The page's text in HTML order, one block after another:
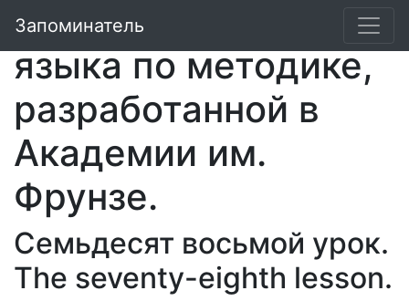
Запоминатель
Курс английского
языка по методике,
разработанной в
Академии им.
Фрунзе.
Семьдесят восьмой урок.
The seventy-eighth lesson.